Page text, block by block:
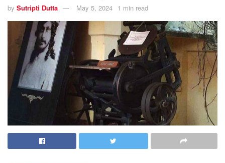
by Sutripti Dutta May 5, 2024 1 min read